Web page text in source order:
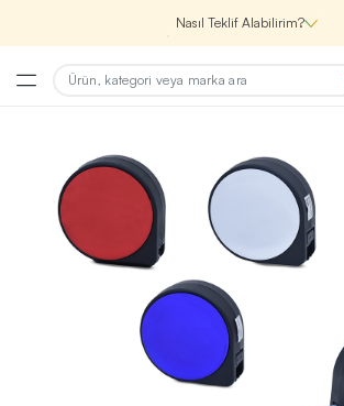
Nasıl Teklif Alabilirim?
Şirketin için İhtiyacın Olan
Promosyon Ürünlerini Bul!
Şirketin için ihtiyacın olan farklı kategorilerde
binlerce kaliteli ve yenilikçi ürünü, seçkin marka ve
üretici firma garantisi ile Promozone’da